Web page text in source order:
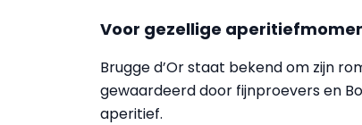
Voor gezellige
Brugge d’Or staat bekend om zijn
gewaardeerd door fijnproevers en
aperitief.